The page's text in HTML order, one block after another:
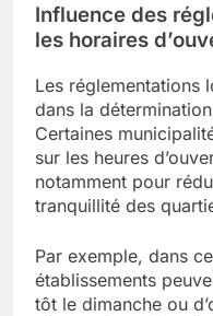
Influence des
les horaires
Les réglementations
dans la
Certaines
sur les heures
notamment pour
tranquillité des
Par exemple, dans
établissements
tôt le dimanche ou